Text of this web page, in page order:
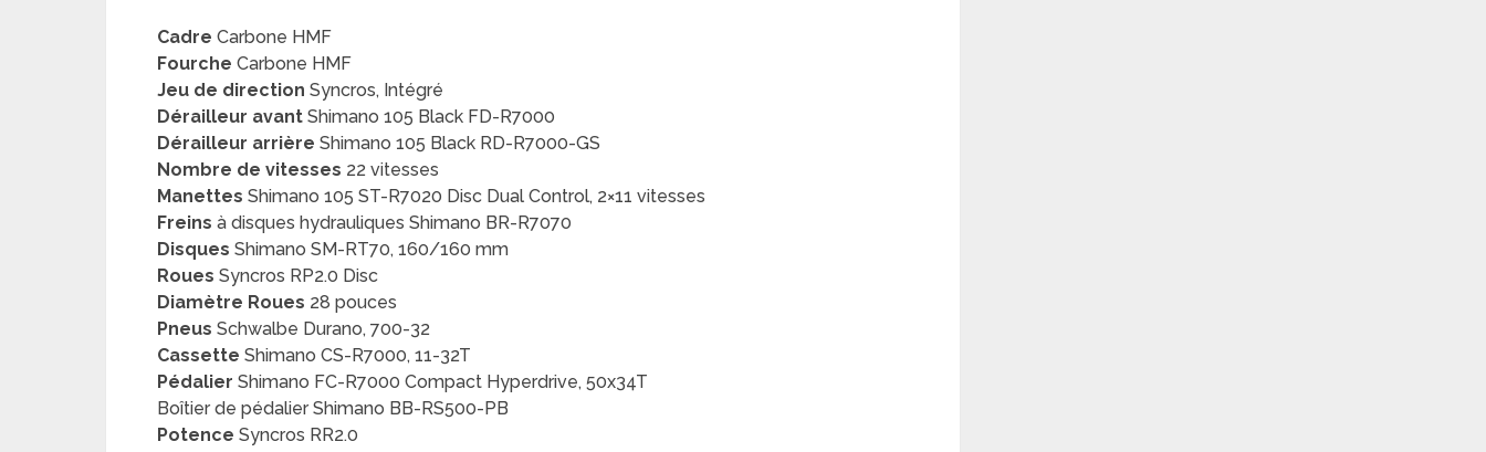
Cadre Carbone HMF
Fourche Carbone HMF
Jeu de direction Syncros, Intégré
Dérailleur avant Shimano 105 Black FD-R7000
Dérailleur arrière Shimano 105 Black RD-R7000-GS
Nombre de vitesses 22 vitesses
Manettes Shimano 105 ST-R7020 Disc Dual Control, 2×11 vitesses
Freins à disques hydrauliques Shimano BR-R7070
Disques Shimano SM-RT70, 160/160 mm
Roues Syncros RP2.0 Disc
Diamètre Roues 28 pouces
Pneus Schwalbe Durano, 700-32
Cassette Shimano CS-R7000, 11-32T
Pédalier Shimano FC-R7000 Compact Hyperdrive, 50x34T
Boîtier de pédalier Shimano BB-RS500-PB
Potence Syncros RR2.0